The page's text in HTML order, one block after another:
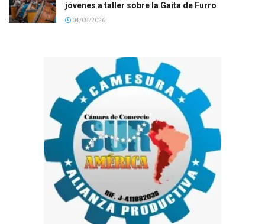
jóvenes a taller sobre la Gaita de Furro
04/08/2026